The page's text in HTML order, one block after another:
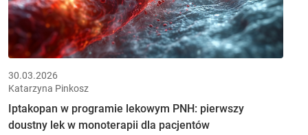
30.03.2026
Katarzyna Pinkosz
Iptakopan w programie lekowym PNH: pierwszy
doustny lek w monoterapii dla pacjentów